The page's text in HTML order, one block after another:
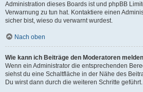
Administration dieses Boards ist und phpBB
Verwarnung zu tun hat. Kontaktiere einen
sicher bist, wieso du verwarnt wurdest.
Nach oben
Wie kann ich Beiträge den Moderatoren
Wenn ein Administrator die entsprechenden
siehst du eine Schaltfläche in der Nähe des
Du wirst dann durch die weiteren Schritte geführt.